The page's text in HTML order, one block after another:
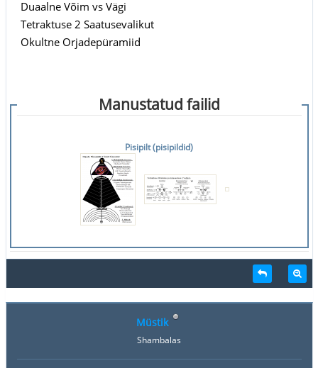
Duaalne Võim vs Vägi
Tetraktuse 2 Saatusevalikut
Okultne Orjadepüramiid
Manustatud failid
Pisipilt (pisipildid)
Müstik
Shambalas